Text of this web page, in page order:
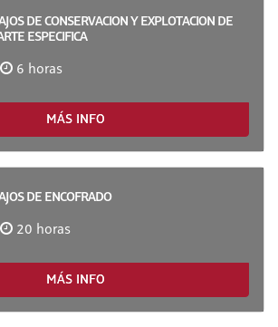
DE CONSERVACION Y EXPLOTACION DE
ESPECIFICA
6 horas
MÁS INFO
DE ENCOFRADO
20 horas
MÁS INFO